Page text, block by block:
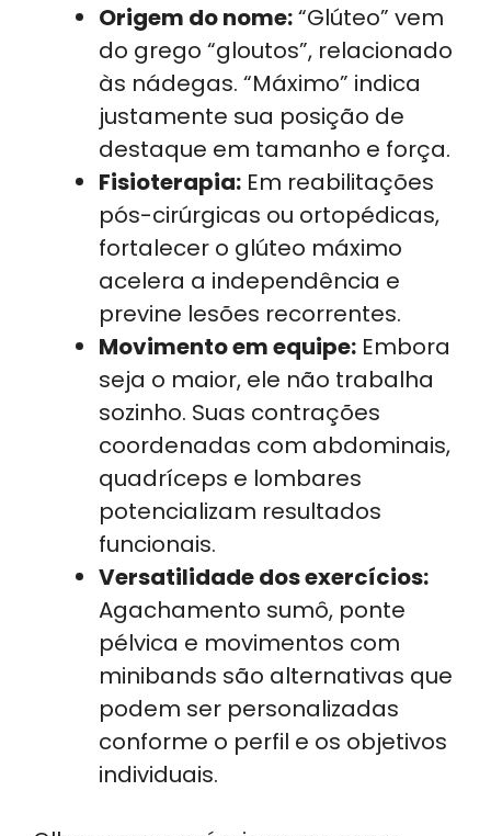
Origem do nome:“Glúteo” vem
do grego “gloutos”, relacionado
às nádegas. “Máximo” indica
justamente sua posição de
destaque em tamanho e força.
Fisioterapia: Em reabilitações
pós-cirúrgicas ou ortopédicas,
fortalecer o glúteo máximo
acelera a independência e
previne lesões recorrentes.
Movimento em equipe: Embora
seja o maior, ele não trabalha
sozinho. Suas contrações
coordenadas com abdominais,
quadríceps e lombares
potencializam resultados
funcionais.
Versatilidade dos exercícios:
Agachamento sumô, ponte
pélvica e movimentos com
minibands são alternativas que
podem ser personalizadas
conforme o perfil e os objetivos
individuais.